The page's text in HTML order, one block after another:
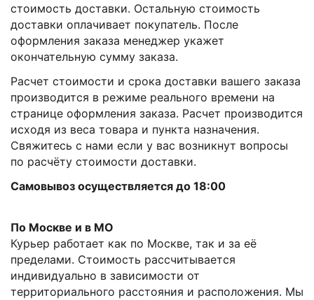
стоимость доставки. Остальную стоимость
доставки оплачивает покупатель. После
оформления заказа менеджер укажет
окончательную сумму заказа.
Расчет стоимости и срока доставки вашего заказа
производится в режиме реального времени на
странице оформления заказа. Расчет производится
исходя из веса товара и пункта назначения.
Свяжитесь с нами если у вас возникнут вопросы
по расчёту стоимости доставки.
Самовывоз осуществляется до 18:00
По Москве и в МО
Курьер работает как по Москве, так и за её
пределами. Стоимость рассчитывается
индивидуально в зависимости от
территориального расстояния и расположения. Мы